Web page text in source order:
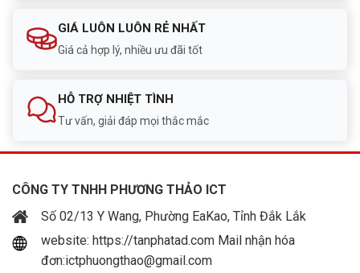
GIÁ LUÔN LUÔN RẺ NHẤT
Giá cả hợp lý, nhiều ưu đãi tốt
HỖ TRỢ NHIỆT TÌNH
Tư vấn, giải đáp mọi thắc mắc
CÔNG TY TNHH PHƯƠNG THẢO ICT
Số 02/13 Y Wang, Phường EaKao, Tỉnh Đắk Lắk
website: https://tanphatad.com Mail nhận hóa
đơn:ictphuongthao@gmail.com